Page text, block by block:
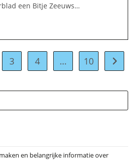
een Bitje Zeeuws…
3 4 … 10 Naar
op
en belangrijke informatie over